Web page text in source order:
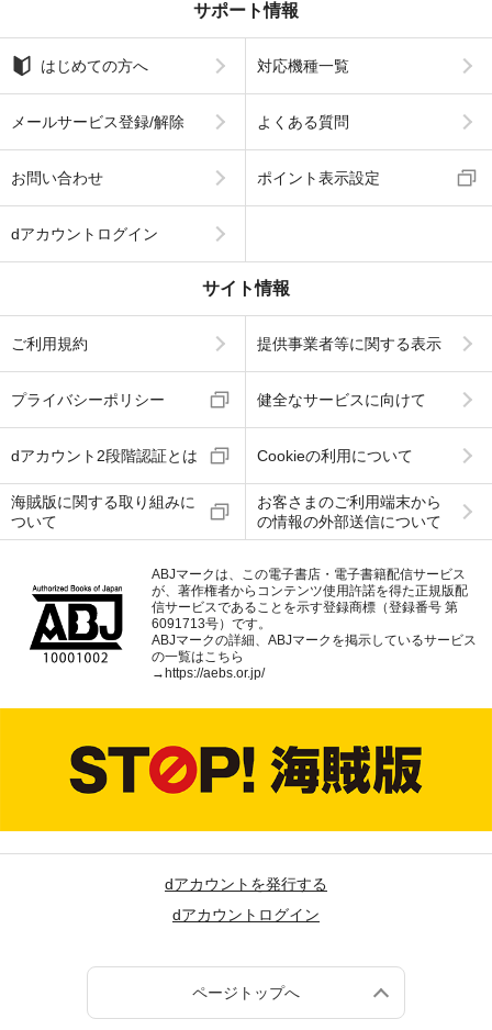
サポート情報
はじめての方へ 対応機種一覧
メールサービス登録/解除 よくある質問
お問い合わせ ポイント表示設定
dアカウントログイン
サイト情報
ご利用規約 提供事業者等に関する表示
プライバシーポリシー 健全なサービスに向けて
dアカウント2段階認証とは Cookieの利用について
海賊版に関する取り組みに
ついて
お客さまのご利用端末から
の情報の外部送信について
ABJマークは、この電子書店・電子書籍配信サービス
が、著作権者からコンテンツ使用許諾を得た正規版配
信サービスであることを示す登録商標（登録番号 第
6091713号）です。
ABJマークの詳細、ABJマークを掲示しているサービス
の一覧はこちら
→ https://aebs.or.jp/
dアカウントを発行する
dアカウントログイン
ページトップへ